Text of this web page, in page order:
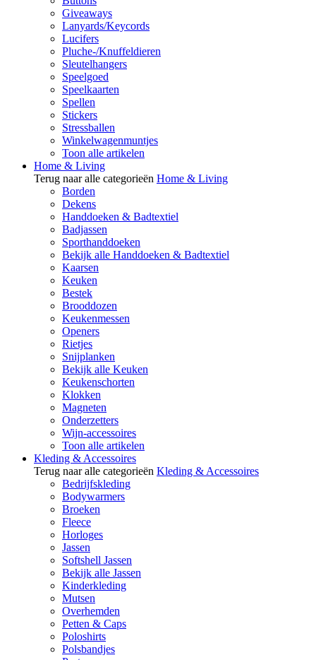
Giveaways
Lanyards/Keycords
Lucifers
Pluche-/Knuffeldieren
Sleutelhangers
Speelgoed
Speelkaarten
Spellen
Stickers
Stressballen
Winkelwagenmuntjes
Toon alle artikelen
Home & Living
Terug naar alle categorieën Home & Living
Borden
Dekens
Handdoeken & Badtextiel
Badjassen
Sporthanddoeken
Bekijk alle Handdoeken & Badtextiel
Kaarsen
Keuken
Bestek
Brooddozen
Keukenmessen
Openers
Rietjes
Snijplanken
Bekijk alle Keuken
Keukenschorten
Klokken
Magneten
Onderzetters
Wijn-accessoires
Toon alle artikelen
Kleding & Accessoires
Terug naar alle categorieën Kleding & Accessoires
Bedrijfskleding
Bodywarmers
Broeken
Fleece
Horloges
Jassen
Softshell Jassen
Bekijk alle Jassen
Kinderkleding
Mutsen
Overhemden
Petten & Caps
Poloshirts
Polsbandjes